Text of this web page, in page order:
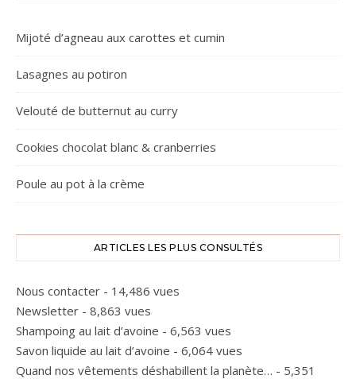
Mijoté d’agneau aux carottes et cumin
Lasagnes au potiron
Velouté de butternut au curry
Cookies chocolat blanc & cranberries
Poule au pot à la crème
ARTICLES LES PLUS CONSULTÉS
Nous contacter - 14,486 vues
Newsletter - 8,863 vues
Shampoing au lait d’avoine - 6,563 vues
Savon liquide au lait d’avoine - 6,064 vues
Quand nos vêtements déshabillent la planète… - 5,351